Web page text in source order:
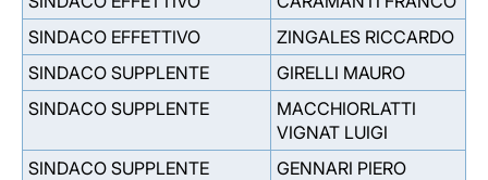
SINDACO EFFETTIVO
ZINGALES RICCARDO
SINDACO SUPPLENTE
GIRELLI MAURO
SINDACO SUPPLENTE
MACCHIORLATTI
VIGNAT LUIGI
SINDACO SUPPLENTE
GENNARI PIERO